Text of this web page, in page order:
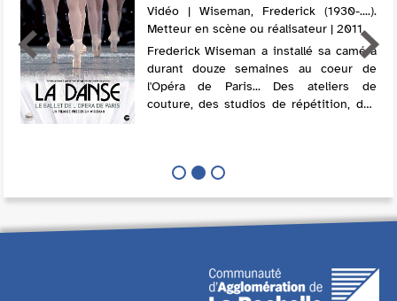
Vidéo | Wiseman, Frederick (1930-....).
Metteur en scène ou réalisateur | 2011
Frederick Wiseman a installé sa caméra
durant douze semaines au coeur de
l'Opéra de Paris... Des ateliers de
couture, des studios de répétition, des